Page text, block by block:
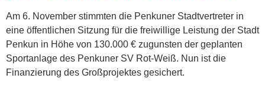
Am 6. November stimmten die Penkuner Stadtvertreter in
eine öffentlichen Sitzung für die freiwillige Leistung der Stadt
Penkun in Höhe von 130.000 € zugunsten der geplanten
Sportanlage des Penkuner SV Rot-Weiß. Nun ist die
Finanzierung des Großprojektes gesichert.